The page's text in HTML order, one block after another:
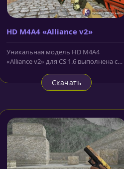
HD M4A4 «Alliance v2»
Уникальная модель HD M4A4
«Alliance v2» для CS 1.6 выполнена с
Скачать